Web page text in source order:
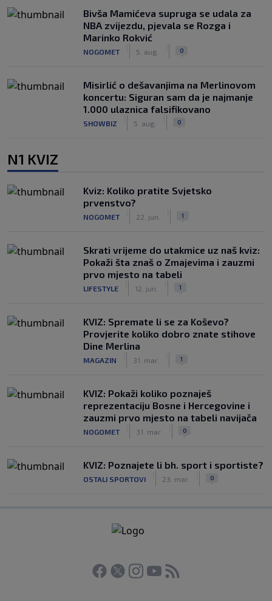
Bivša Mamićeva supruga se udala za
NBA zvijezdu, pjevala se Rozga i
Marinko Rokvić
NOGOMET 5. aug. 0
Misirlić o dešavanjima na Merlinovom
koncertu: Siguran sam da je najmanje
1.000 ulaznica falsifikovano
SHOWBIZ 5. aug. 0
N1 KVIZ
Kviz: Koliko pratite Svjetsko
prvenstvo?
NOGOMET 22. jun. 1
Skrati vrijeme do utakmice uz naš kviz:
Pokaži šta znaš o Zmajevima i zauzmi
prvo mjesto na tabeli
LIFESTYLE 12. jun. 1
KVIZ: Spremate li se za Koševo?
Provjerite koliko dobro znate stihove
Dine Merlina
MAGAZIN 31. mar. 1
KVIZ: Pokaži koliko poznaješ
reprezentaciju Bosne i Hercegovine i
zauzmi prvo mjesto na tabeli navijača
NOGOMET 31. mar. 0
KVIZ: Poznajete li bh. sport i sportiste?
OSTALI SPORTOVI 23. mar. 0